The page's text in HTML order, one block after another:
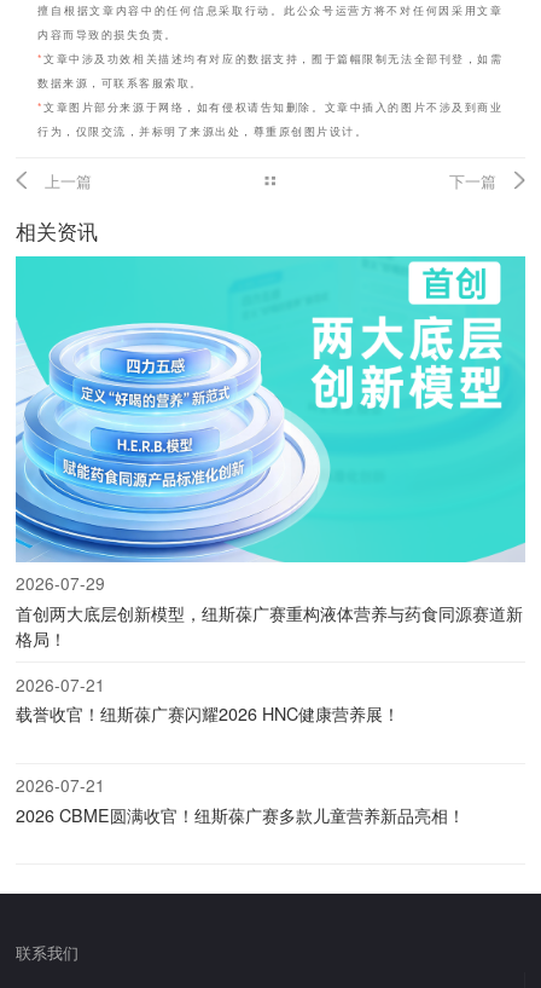
擅自根据文章内容中的任何信息采取行动。此公众号运营方将不对任何因采用文章
内容而导致的损失负责。
*文章中涉及功效相关描述均有对应的数据支持，囿于篇幅限制无法全部刊登，如需
数据来源，可联系客服索取。
*文章图片部分来源于网络，如有侵权请告知删除。文章中插入的图片不涉及到商业
行为，仅限交流，并标明了来源出处，尊重原创图片设计。
上一篇 下一篇
相关资讯
2026-07-29
首创两大底层创新模型，纽斯葆广赛重构液体营养与药食同源赛道新
格局！
2026-07-21
载誉收官！纽斯葆广赛闪耀2026 HNC健康营养展！
2026-07-21
2026 CBME圆满收官！纽斯葆广赛多款儿童营养新品亮相！
联系我们